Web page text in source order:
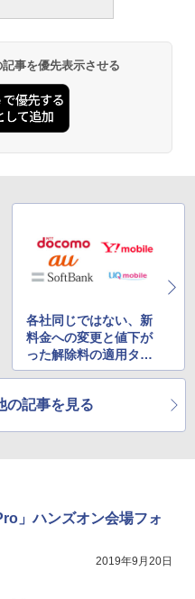
事を優先表示させる
各社同じではない、新
料金への変更と値下が
った解除料の適用タイ
ミング
の記事を見る
」ハンズオン会場フォ
2019年9月20日